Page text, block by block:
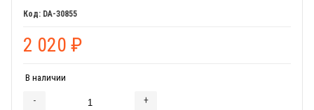
DA-30855
2 020 ₽
В наличии
- +